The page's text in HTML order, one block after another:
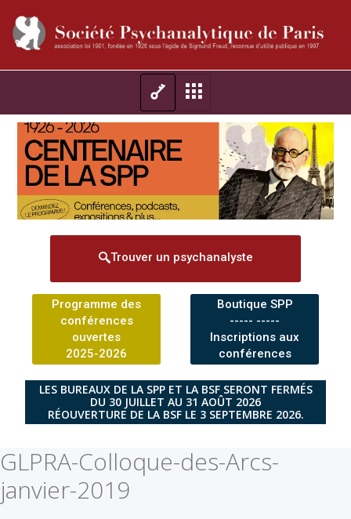
Trouver un psychanalyste
Programme des
conférences
ouvertes
2025-2026
Boutique SPP
----- -----
Inscriptions aux
conférences
LES BUREAUX DE LA SPP ET LA BSF SERONT FERMÉS
DU 30 JUILLET AU 31 AOÛT 2026
RÉOUVERTURE DE LA BSF LE 3 SEPTEMBRE 2026.
GLPRA-Colloque-des-Arcs-
janvier-2019